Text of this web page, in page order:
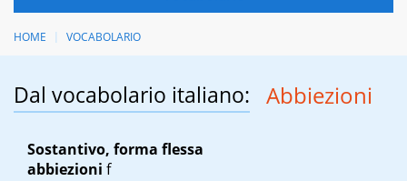
HOME VOCABOLARIO
Dal vocabolario italiano: Abbiezioni
Sostantivo, forma flessa
abbiezioni f